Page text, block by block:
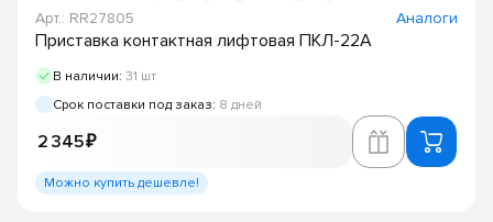
Арт.: RR27805 Аналоги
Приставка контактная лифтовая ПКЛ-22А
В наличии: 31 шт
Срок поставки под заказ: 8 дней
2 345 ₽
Можно купить дешевле!